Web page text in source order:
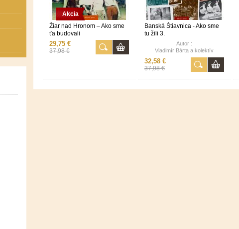
Akcia
Žiar nad Hronom – Ako sme
ťa budovali
29,75 €
37,98 €
Banská Štiavnica - Ako sme
tu žili 3.
Autor :
Vladimír Bárta a kolektív
BANSKÁ ŠTIAVNICA - AKO SME
32,58 €
37,98 €